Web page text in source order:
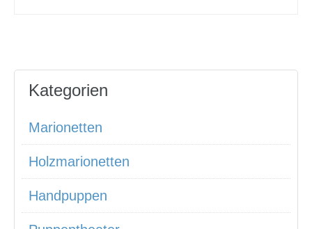
Kategorien
Marionetten
Holzmarionetten
Handpuppen